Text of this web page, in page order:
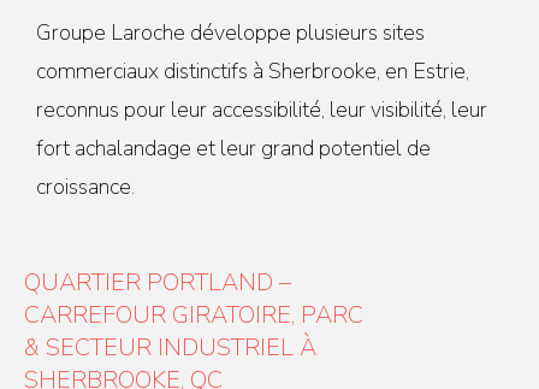
Groupe Laroche développe plusieurs sites
commerciaux distinctifs à Sherbrooke, en Estrie,
reconnus pour leur accessibilité, leur visibilité, leur
fort achalandage et leur grand potentiel de
croissance.
QUARTIER PORTLAND –
CARREFOUR GIRATOIRE, PARC
& SECTEUR INDUSTRIEL À
SHERBROOKE, QC